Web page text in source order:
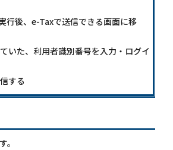
行後、e-Taxで送信できる画面に移
いた、利用者識別番号を入力・ログイ
する
。